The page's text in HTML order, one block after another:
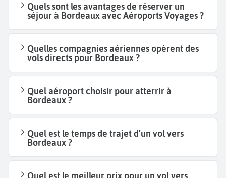
Quels sont les avantages de réserver un
séjour à Bordeaux avec Aéroports Voyages ?
Quelles compagnies aériennes opèrent des
vols directs pour Bordeaux ?
Quel aéroport choisir pour atterrir à
Bordeaux ?
Quel est le temps de trajet d’un vol vers
Bordeaux ?
Quel est le meilleur prix pour un vol vers